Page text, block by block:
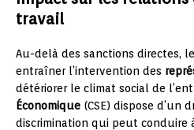
travail
Au-delà des sanctions directes,
entraîner l’intervention des
détériorer le climat social de
Économique (CSE) dispose d’un
discrimination qui peut conduire